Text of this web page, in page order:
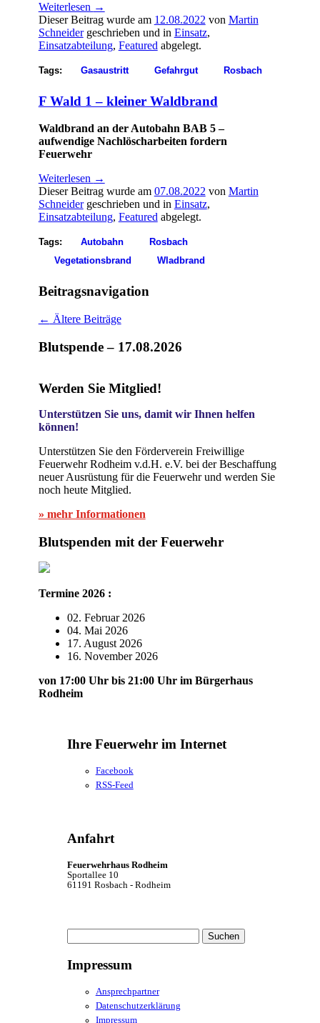
Weiterlesen →
Dieser Beitrag wurde am 12.08.2022 von Martin
Schneidergeschrieben und in Einsatz,
Einsatzabteilung, Featured abgelegt.
Tags: Gasaustritt Gefahrgut Rosbach
F Wald 1 – kleiner Waldbrand
Waldbrand an der Autobahn BAB 5 –
aufwendige Nachlöscharbeiten fordern
Feuerwehr
Weiterlesen →
Dieser Beitrag wurde am 07.08.2022von Martin
Schneidergeschrieben und in Einsatz,
Einsatzabteilung, Featuredabgelegt.
Tags: Autobahn
Rosbach
Vegetationsbrand
Wladbrand
Beitragsnavigation
← Ältere Beiträge
Blutspende – 17.08.2026
Werden Sie Mitglied!
Unterstützen Sie uns, damit wir Ihnen helfen
können!
Unterstützen Sie den Förderverein Freiwillige
Feuerwehr Rodheim v.d.H. e.V. bei der Beschaffung
neuer Ausrüstung für die Feuerwehr und werden Sie
noch heute Mitglied.
» mehr Informationen
Blutspenden mit der Feuerwehr
Termine 2026 :
02. Februar 2026
04. Mai 2026
17. August 2026
16. November 2026
von 17:00 Uhr bis 21:00 Uhr im Bürgerhaus
Rodheim
Ihre Feuerwehr im Internet
Facebook
RSS-Feed
Anfahrt
Feuerwehrhaus Rodheim
Sportallee 10
61191 Rosbach - Rodheim
nach:
Impressum
Ansprechpartner
Datenschutzerklärung
Impressum